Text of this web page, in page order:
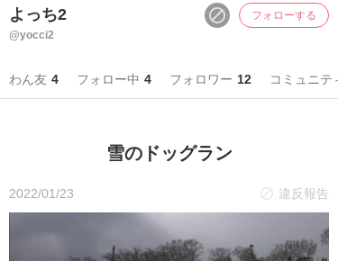
よっち2
@yocci2
フォローする
わん友 4 フォロー中 4 フォロワー 12 コミュニティ
雪のドッグラン
2022/01/23 違反報告